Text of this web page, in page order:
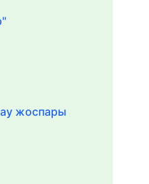
жоспары